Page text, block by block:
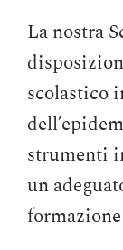
La nostra
scolastico
strumenti
un